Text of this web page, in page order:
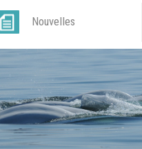
Nouvelles